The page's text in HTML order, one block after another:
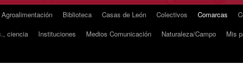
Agroalimentación Biblioteca Casas de León Colectivos Comarcas
ciencia Instituciones Medios Comunicación Naturaleza/Campo Mis